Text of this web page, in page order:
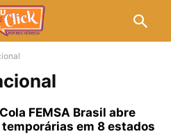
FEMSA Brasil abre
em 8 estados